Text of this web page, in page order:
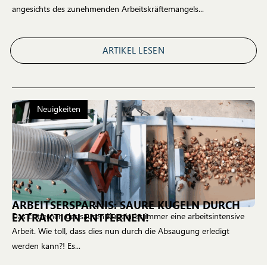
angesichts des zunehmenden Arbeitskräftemangels...
ARTIKEL LESEN
Neuigkeiten
ARBEITSERSPARNIS: SAURE KUGELN DURCH
EXTRAKTION ENTFERNEN!
Das Entfernen der sauren Kugeln ist immer eine arbeitsintensive
Arbeit. Wie toll, dass dies nun durch die Absaugung erledigt
werden kann?! Es...